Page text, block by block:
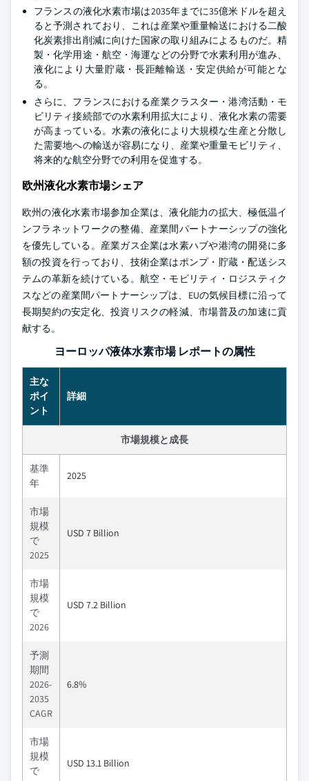
フランスの液化水素市場は2035年までに35億米ドルを超え
ると予測されており、これは産業や重量輸送における二酸
化炭素排出削減に向けた国家の取り組みによるものだ。精
製・化学用途・航空・海運などの分野で水素利用が進み、
液化により大量貯蔵・長距離輸送・安定供給が可能とな
る。
さらに、フランスにおける産業クラスター・港湾活動・モ
ビリティ接続部での水素利用拡大により、液化水素の需要
が高まっている。水素の液化により大規模な生産と分散し
た需要地への輸送が容易になり、産業や重量モビリティ、
将来的な航空分野での利用を促進する。
欧州液化水素市場シェア
欧州の液化水素市場参加企業は、液化能力の拡大、極低温イ
ンフラネットワークの整備、産業間パートナーシップの強化
を優先している。産業ガス企業は水素ハブや港湾の開発に多
額の投資を行っており、技術企業はポンプ・貯蔵・配送シス
テムの革新を続けている。航空・モビリティ・ロジスティク
スなどの産業間パートナーシップは、EUの気候目標に沿って
長期契約の安定化、投資リスクの軽減、市場普及の加速に貢
献する。
ヨーロッパ液体水素市場 レポートの属性
主な
ポイ
ント
詳細
市場規模と成長
基準
年
2025
市場
規模
で
2025
USD 7 Billion
市場
規模
で
2026
USD 7.2 Billion
予測
期間
2026-
2035
CAGR
6.8%
市場
規模
で
USD 13.1 Billion